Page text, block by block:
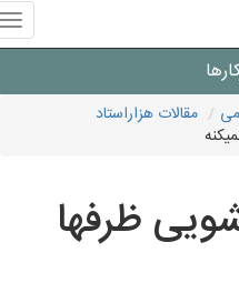
لوازم
مقالات هزاراستاد
ظرفها